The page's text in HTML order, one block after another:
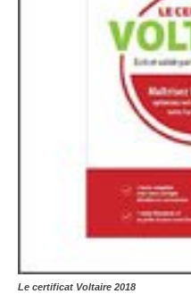
Le certificat Voltaire 2018